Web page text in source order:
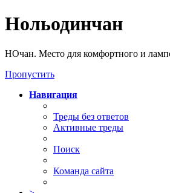
Нольодинчан
НОчан. Место для комфортного и
Пропустить
Навигация
Треды без ответов
Активные треды
Поиск
Команда сайта